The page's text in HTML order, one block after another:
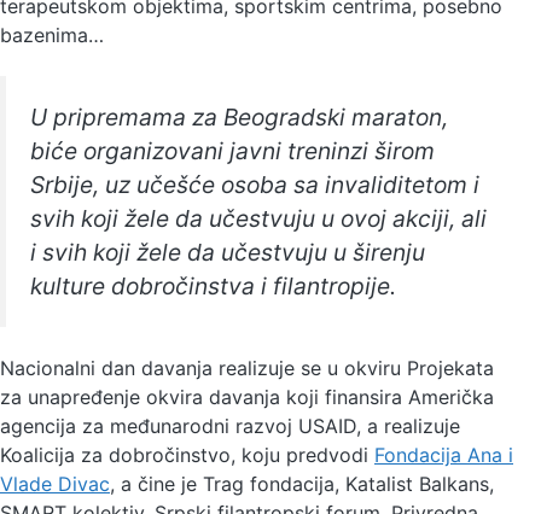
terapeutskom objektima, sportskim centrima, posebno
bazenima…
U pripremama za Beogradski maraton,
biće organizovani javni treninzi širom
Srbije, uz učešće osoba sa invaliditetom i
svih koji žele da učestvuju u ovoj akciji, ali
i svih koji žele da učestvuju u širenju
kulture dobročinstva i filantropije.
Nacionalni dan davanja realizuje se u okviru Projekata
za unapređenje okvira davanja koji finansira Američka
agencija za međunarodni razvoj USAID, a realizuje
Koalicija za dobročinstvo, koju predvodi Fondacija Ana i
Vlade Divac, a čine je Trag fondacija, Katalist Balkans,